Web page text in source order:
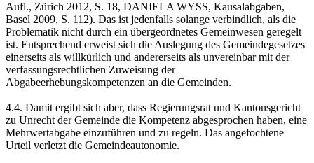
Aufl., Zürich 2012, S. 18, DANIELA WYSS, Kausalabgaben,
Basel 2009, S. 112). Das ist jedenfalls solange verbindlich, als die
Problematik nicht durch ein übergeordnetes Gemeinwesen geregelt
ist. Entsprechend erweist sich die Auslegung des Gemeindegesetzes
einerseits als willkürlich und andererseits als unvereinbar mit der
verfassungsrechtlichen Zuweisung der
Abgabeerhebungskompetenzen an die Gemeinden.
4.4. Damit ergibt sich aber, dass Regierungsrat und Kantonsgericht
zu Unrecht der Gemeinde die Kompetenz abgesprochen haben, eine
Mehrwertabgabe einzuführen und zu regeln. Das angefochtene
Urteil verletzt die Gemeindeautonomie.